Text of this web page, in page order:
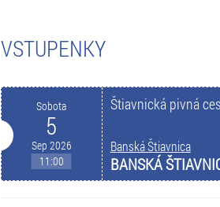
VSTUPENKY
Sobota
5
Sep 2026
11:00
Štiavnická pivná
Banská Štiavnica
BANSKÁ